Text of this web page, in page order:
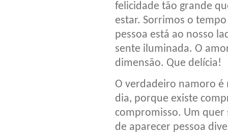
felicidade tão grande
estar. Sorrimos o
pessoa está ao nosso
sente iluminada. O
dimensão. Que delícia!
O verdadeiro namoro
dia, porque existe
compromisso. Um
de aparecer pessoa